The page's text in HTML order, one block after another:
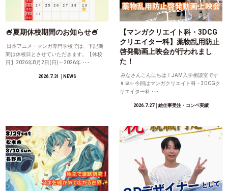
🍧夏期休校期間のお知らせ🍧
日本アニメ・マンガ専門学校では、下記期
間は休校日とさせていただきます。【休校
日】2026年8月2日(日)～2026年 ･･･
2026.7.31 │NEWS
【マンガクリエイト科・3DCG
クリエイター科】薬物乱用防止
啓発動画上映会が行われまし
た！
みなさんこんにちは！JAM入学相談室です
👩‍💻✨ 今回はマンガクリエイト科・3DCGク
リエイター科 ･･･
2026.7.27│絵仕事受注・コンペ実績